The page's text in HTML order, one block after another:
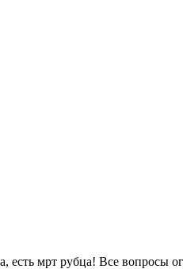
есть мрт рубца! Все вопросы